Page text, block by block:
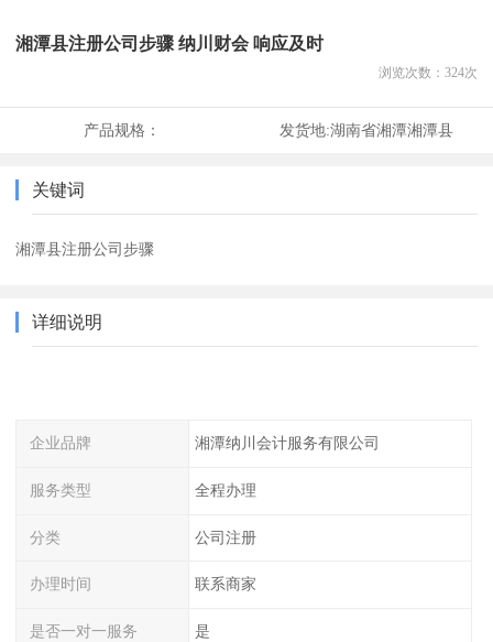
湘潭县注册公司步骤 纳川财会 响应及时
浏览次数： 324次
产品规格： 发货地:湖南省湘潭湘潭县
关键词
湘潭县注册公司步骤
详细说明
企业品牌 湘潭纳川会计服务有限公司
服务类型 全程办理
分类 公司注册
办理时间 联系商家
是否一对一服务 是